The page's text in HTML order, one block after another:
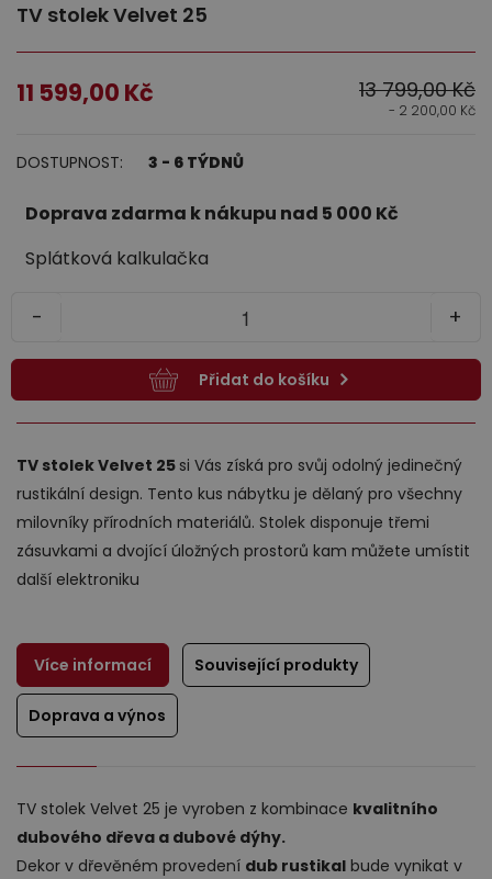
Jídelna
Předsíně
Výprodej
TV stolek Velvet 25
11 599,00 Kč 13 799,00Kč
- 2 200,00 Kč
DOSTUPNOST: 3 - 6 TÝDNŮ
Doprava zdarma k nákupu nad 5 000 Kč
Splátková kalkulačka
+
-
Přidat do košíku
TV stolek Velvet 25 si Vás získá pro svůj odolný jedinečný
rustikální design. Tento kus nábytku je dělaný pro všechny
milovníky přírodních materiálů. Stolek disponuje třemi
zásuvkami a dvojící úložných prostorů kam můžete umístit
další elektroniku
Více informací Související produkty
Doprava a výnos
TV stolek Velvet 25 je vyroben z kombinace kvalitního
dubového dřeva a dubové dýhy.
Dekor v dřevěném provedení dub rustikal bude vynikat v